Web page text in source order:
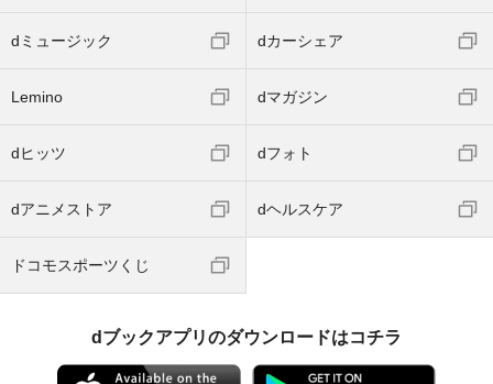
dミュージック dカーシェア
Lemino dマガジン
dヒッツ dフォト
dアニメストア dヘルスケア
ドコモスポーツくじ
dブックアプリのダウンロードはコチラ